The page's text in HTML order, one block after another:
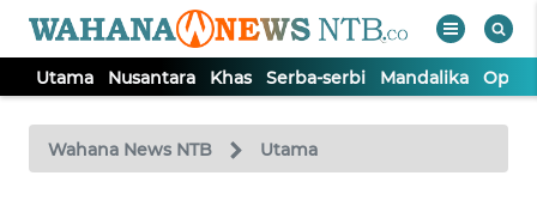
Utama Nusantara Khas Serba-serbi Mandalika Opini
Wahana News NTB Utama
TV
Tutup